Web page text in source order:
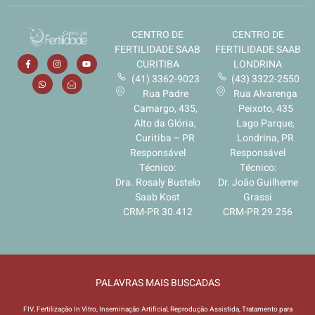
e
I
n
t
e
r
e
s
s
e
*
CENTRO DE
FERTILIDADE SAAB
CURITIBA
(41) 3362-9023
Rua Padre
Camargo, 435,
Alto da Glória,
Curitiba – PR
Responsável
Técnico:
Dra. Rosaly Bustelo
Saab Kost
CRM-PR 30.412
CENTRO DE
FERTILIDADE SAAB
LONDRINA
(43) 3322-2550
Rua Alvarenga
Peixoto, 435
Lago Parque,
Londrina, PR
Responsável
Técnico:
Dr. João Guilheme
Grassi
CRM-PR 29.256
PALAVRAS MAIS BUSCADAS
FIV, Fertilização In Vitro, Inseminação Artificial, Reprodução Assistida, Tratamento para